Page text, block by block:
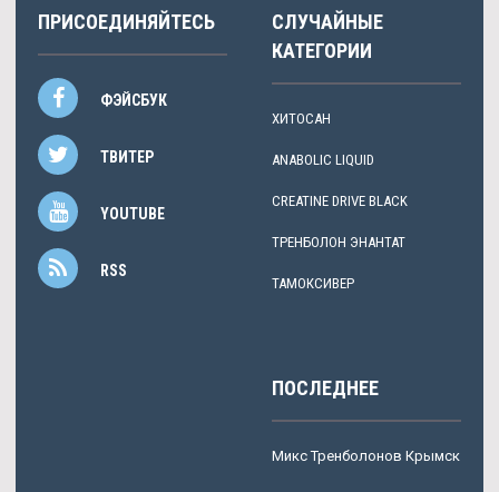
ПРИСОЕДИНЯЙТЕСЬ
ФЭЙСБУК
ТВИТЕР
YOUTUBE
RSS
СЛУЧАЙНЫЕ
КАТЕГОРИИ
ХИТОСАН
ANABOLIC LIQUID
CREATINE DRIVE BLACK
ТРЕНБОЛОН ЭНАНТАТ
ТАМОКСИВЕР
ПОСЛЕДНЕЕ
Микс Тренболонов Крымск